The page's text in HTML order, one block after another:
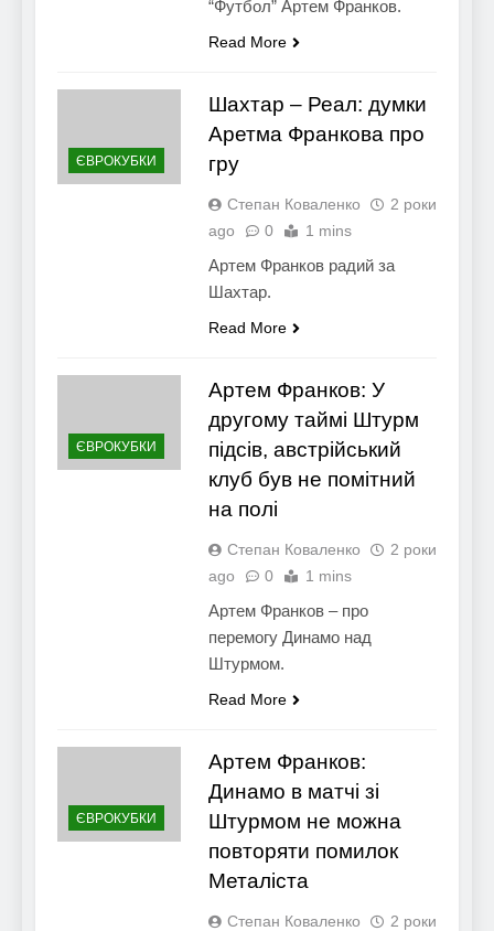
“Футбол” Артем Франков.
Read More
ЄВРОКУБКИ
Шахтар – Реал: думки
Аретма Франкова про
гру
Степан Коваленко
2 роки
ago
0 1 mins
Артем Франков радий за
Шахтар.
Read More
ЄВРОКУБКИ
Артем Франков: У
другому таймі Штурм
підсів, австрійський
клуб був не помітний
на полі
Степан Коваленко
2 роки
ago
0 1 mins
Артем Франков – про
перемогу Динамо над
Штурмом.
Read More
ЄВРОКУБКИ
Артем Франков:
Динамо в матчі зі
Штурмом не можна
повторяти помилок
Металіста
Степан Коваленко
2 роки